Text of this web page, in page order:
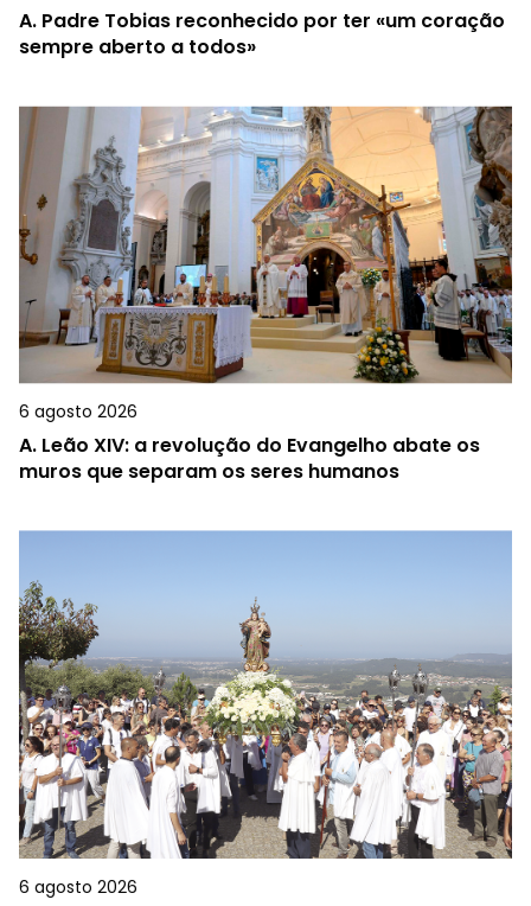
A. Padre Tobias reconhecido por ter «um coração
sempre aberto a todos»
6 agosto 2026
A. Leão XIV: a revolução do Evangelho abate os
muros que separam os seres humanos
6 agosto 2026